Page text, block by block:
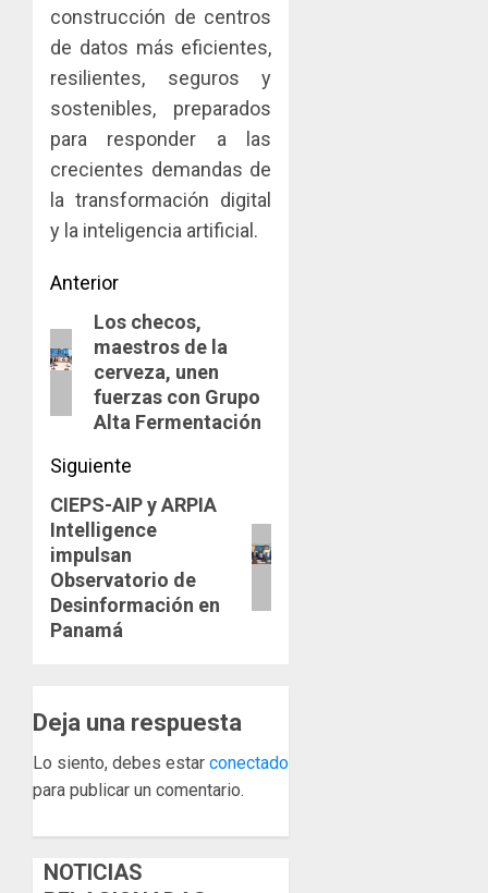
construcción de centros
de datos más eficientes,
resilientes, seguros y
sostenibles, preparados
para responder a las
crecientes demandas de
la transformación digital
y la inteligencia artificial.
Navegación
de
entradas
Anterior
Entrada
anterior:
Los checos,
maestros de la
cerveza, unen
fuerzas con Grupo
Alta Fermentación
Siguiente
Siguiente
entrada:
CIEPS-AIP y ARPIA
Intelligence
impulsan
Observatorio de
Desinformación en
Panamá
Deja una respuesta
Lo siento, debes estar conectado
para publicar un comentario.
NOTICIAS